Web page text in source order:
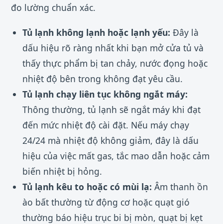
đo lường chuẩn xác.
Tủ lạnh không lạnh hoặc lạnh yếu: Đây là
dấu hiệu rõ ràng nhất khi bạn mở cửa tủ và
thấy thực phẩm bị tan chảy, nước đọng hoặc
nhiệt độ bên trong không đạt yêu cầu.
Tủ lạnh chạy liên tục không ngắt máy:
Thông thường, tủ lạnh sẽ ngắt máy khi đạt
đến mức nhiệt độ cài đặt. Nếu máy chạy
24/24 mà nhiệt độ không giảm, đây là dấu
hiệu của việc mất gas, tắc mao dẫn hoặc cảm
biến nhiệt bị hỏng.
Tủ lạnh kêu to hoặc có mùi lạ: Âm thanh ồn
ào bất thường từ động cơ hoặc quạt gió
thường báo hiệu trục bi bị mòn, quạt bị kẹt